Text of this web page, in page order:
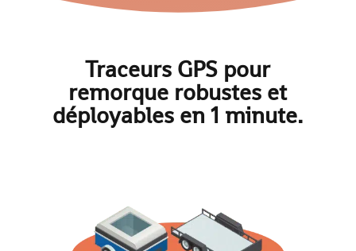
Traceurs GPS pour
remorque robustes et
déployables en 1 minute.